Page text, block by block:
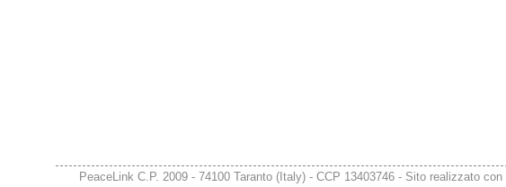
PeaceLink C.P. 2009 - 74100 Taranto (Italy) - CCP 13403746 - Sito realizzato con